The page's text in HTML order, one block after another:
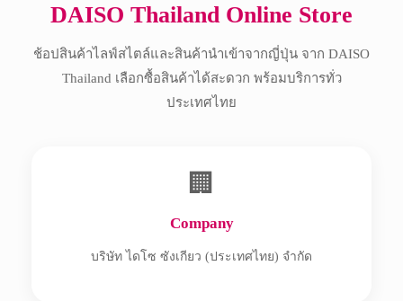
DAISO Thailand Online Store
ช้อปสินค้าไลฟ์สไตล์และสินค้านำเข้าจากญี่ปุ่น จาก DAISO
Thailand เลือกซื้อสินค้าได้สะดวก พร้อมบริการทั่ว
ประเทศไทย
🏢
Company
บริษัท ไดโซ ซังเกียว (ประเทศไทย) จำกัด